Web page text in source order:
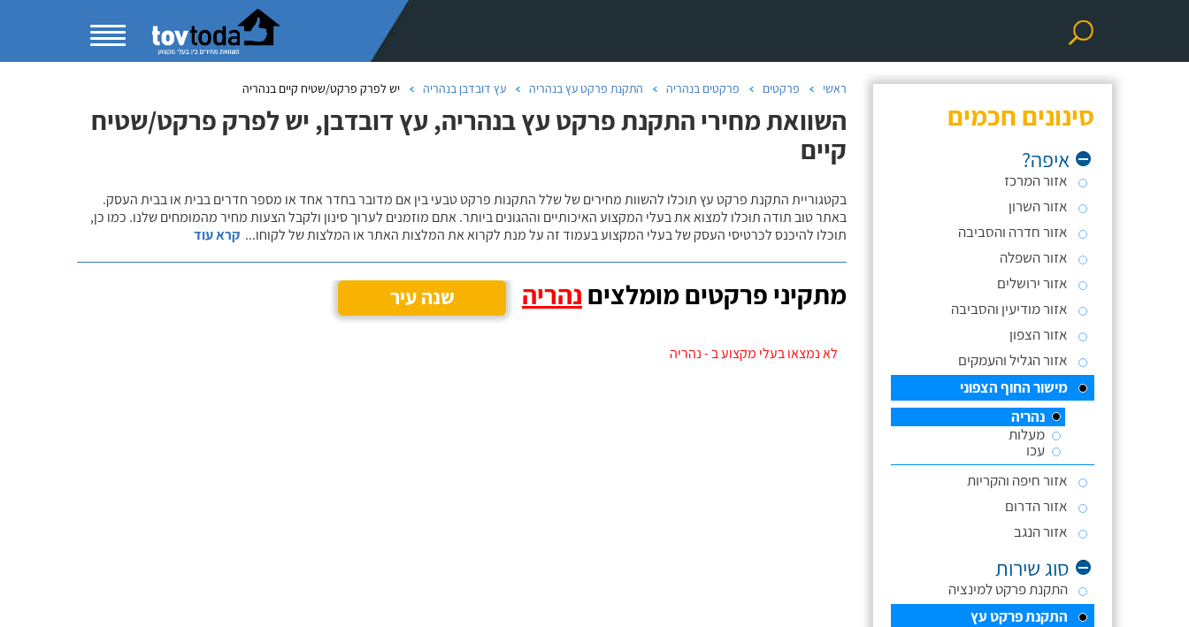
סינונים חכמים
איפה?
אזור המרכז
אזור השרון
אזור חדרה והסביבה
אזור השפלה
אזור ירושלים
אזור מודיעין והסביבה
אזור הצפון
אזור הגליל והעמקים
מישור החוף הצפוני
נהריה
מעלות
עכו
אזור חיפה והקריות
אזור הדרום
אזור הנגב
סוג שירות
התקנת פרקט למינציה
התקנת פרקט עץ
ראשי פרקטים פרקטים בנהריה התקנת פרקט עץ בנהריה עץ דובדבן בנהריה יש לפרק פרקט/שטיח קיים בנהריה
השוואת מחירי התקנת פרקט עץ בנהריה, עץ דובדבן, יש לפרק פרקט/שטיח
קיים
בקטגוריית התקנת פרקט עץ תוכלו להשוות מחירים של שלל התקנות פרקט טבעי בין אם מדובר בחדר אחד או מספר חדרים בבית או בבית העסק.
באתר טוב תודה תוכלו למצוא את בעלי המקצוע האיכותיים וההגונים ביותר. אתם מוזמנים לערוך סינון ולקבל הצעות מחיר מהמומחים שלנו. כמו כן,
תוכלו להיכנס לכרטיסי העסק של בעלי המקצוע בעמוד זה על מנת לקרוא את המלצות האתר או המלצות של לקוחו... קרא עוד
מתקיני פרקטים מומלצים נהריה שנה עיר
לא נמצאו בעלי מקצוע ב - נהריה